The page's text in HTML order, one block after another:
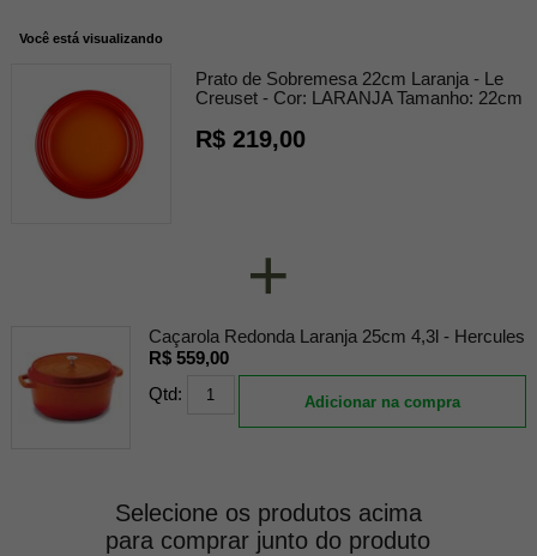
Você está visualizando
Prato de Sobremesa 22cm Laranja - Le
Creuset - Cor: LARANJA Tamanho: 22cm
R$ 219,00
+
Caçarola Redonda Laranja 25cm 4,3l - Hercules
R$ 559,00
Qtd:
Adicionar na compra
Selecione os produtos acima
para comprar junto do produto